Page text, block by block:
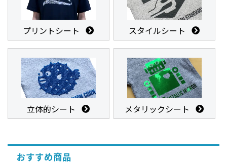
プリントシート スタイルシート
立体的シート メタリックシート
おすすめ商品